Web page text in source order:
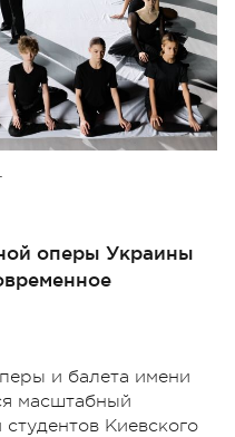
оперы Украины
и балета имени
масштабный
Киевского